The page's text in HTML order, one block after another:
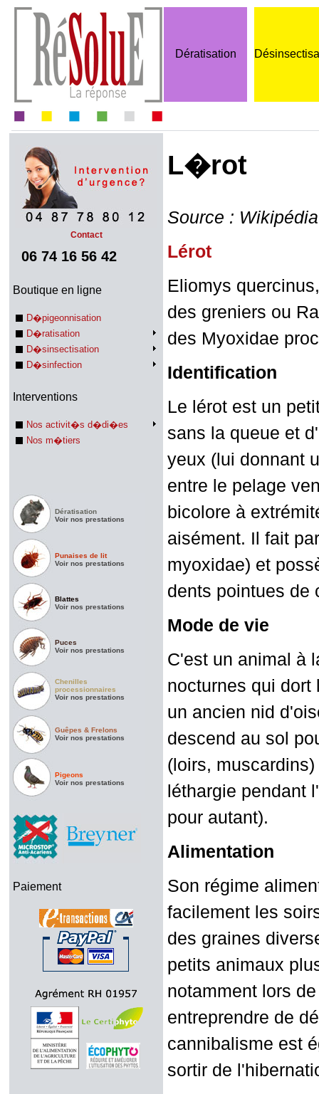
Dératisation
Contact
06 74 16 56 42
Boutique en ligne
D�pigeonnisation
D�ratisation
D�sinsectisation
D�sinfection
Interventions
Nos activit�s d�di�es
Nos m�tiers
Dératisation
Voir nos prestations
Punaises de lit
Voir nos prestations
Blattes
Voir nos prestations
Puces
Voir nos prestations
Chenilles
processionnaires
Voir nos prestations
Guêpes & Frelons
Voir nos prestations
Pigeons
Voir nos prestations
Paiement
L�rot
Source : Wikipédia
Lérot
Eliomys
des greniers ou
des Myoxidae
Identification
Le lérot est un
sans la queue et
yeux (lui donnant
entre le pelage
bicolore à
aisément. Il fait
myoxidae) et
dents pointues de
Mode de vie
C'est un animal à
nocturnes qui dort
un ancien nid
descend au sol
(loirs,
léthargie pendant
pour autant).
Alimentation
Son régime
facilement les
des graines
petits animaux
notamment lors
entreprendre de
cannibalisme est
sortir de